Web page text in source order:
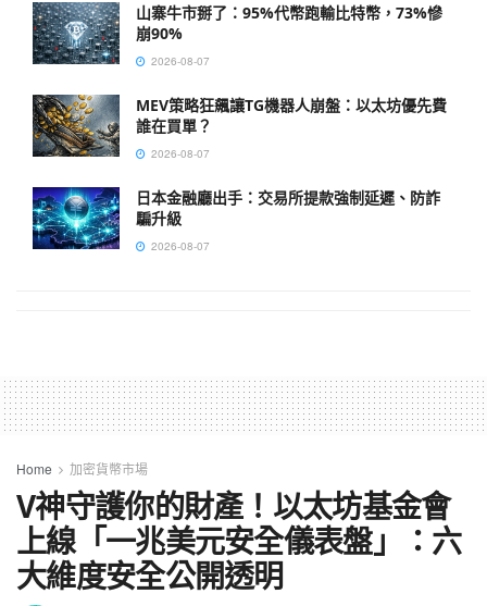
山寨牛市掰了：95%代幣跑輸比特幣，73%慘
崩90%
2026-08-07
MEV策略狂飆讓TG機器人崩盤：以太坊優先費
誰在買單？
2026-08-07
日本金融廳出手：交易所提款強制延遲、防詐
騙升級
2026-08-07
Home 加密貨幣市場
V神守護你的財產！以太坊基金會
上線「一兆美元安全儀表盤」：六
大維度安全公開透明